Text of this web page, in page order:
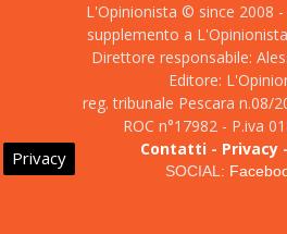
L'Opinionista © since 2008
supplemento a
Direttore responsabile:
Editore:
reg. tribunale Pescara n.08/
ROC n°17982 - P.iva
Contatti- Privacy-
SOCIAL:
Privacy